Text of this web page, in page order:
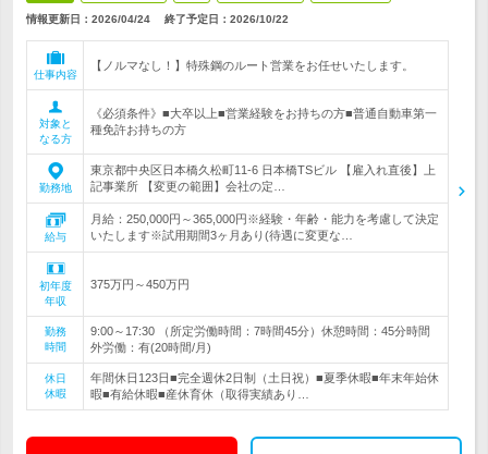
情報更新日：2026/04/24 終了予定日： 2026/10/22
仕事内容
【ノルマなし！】特殊鋼のルート営業をお任せいたします。
対象と
なる方
《必須条件》■大卒以上■営業経験をお持ちの方■普通自動車第一
種免許お持ちの方
勤務地
東京都中央区日本橋久松町11-6 日本橋TSビル 【雇入れ直後】上
記事業所 【変更の範囲】会社の定…
給与
月給：250,000円～365,000円※経験・年齢・能力を考慮して決定
いたします※試用期間3ヶ月あり(待遇に変更な…
初年度
年収
375万円～450万円
勤務
時間
9:00～17:30 （所定労働時間：7時間45分）休憩時間：45分時間
外労働：有(20時間/月)
休日
休暇
年間休日123日■完全週休2日制（土日祝）■夏季休暇■年末年始休
暇■有給休暇■産休育休（取得実績あり…